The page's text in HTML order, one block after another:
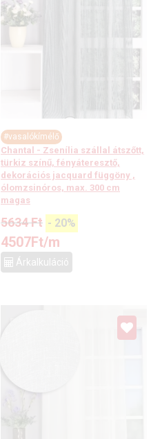
#vasalókímélő
Chantal - Zsenília szállal átszőtt,
türkiz színű, fényáteresztő,
dekorációs jacquard függöny ,
ólomzsinóros, max. 300 cm
magas
5634Ft - 20%
4507Ft/m
Árkalkuláció